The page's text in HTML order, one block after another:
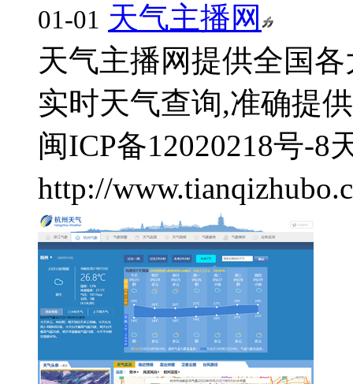
01-01 天气主播网
天气主播网提供全国
实时天气查询,准确提
闽ICP备12020218号-8
http://